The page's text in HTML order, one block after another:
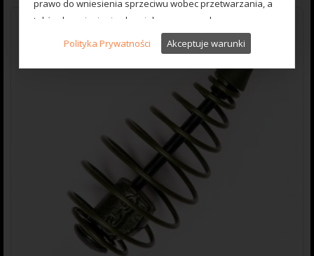
prawo do wniesienia sprzeciwu wobec przetwarzania, a
także do wniesienia skargi do organu nadzorczego.
W przypadku pytań dotyczących przetwarzania danych
Danych pod wskazany adres e-mail: madcarp@wp.pl
Administrator wykorzystuje pliki cookies
(ciasteczka), czyli niewielkie informacje
tekstowe, przechowywane na urządzeniu
końcowym Użytkownika (np. komputer, tablet,
smartphone). Cookies mogą być odczytywane
przez system teleinformatyczny
Administratora.
Polityka Prywatności Akceptuje warunki